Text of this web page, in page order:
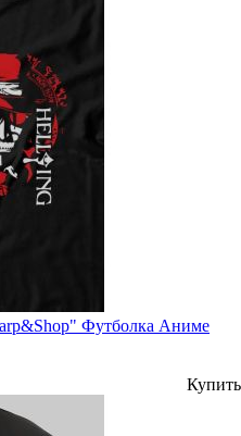
Футболка Аниме
Купить